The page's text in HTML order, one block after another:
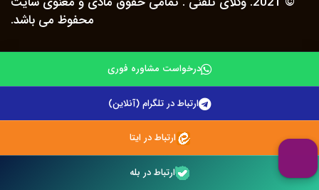
محفوظ می باشد.
درخواست مشاوره فوری
ارتباط در تلگرام (آنلاین)
ارتباط در ایتا
ارتباط در بله